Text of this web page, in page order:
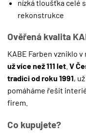
nízká tloušťka celé
rekonstrukce
Ověřená kvalita
KABE Farben vzniklo v
už více než 111 let V
tradici od roku 1991, už
pomáháme řešit
firem.
Co kupujete?